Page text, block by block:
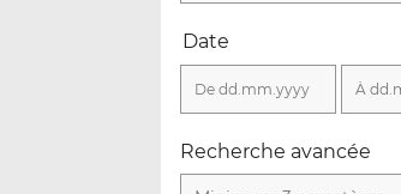
Date
Recherche avancée